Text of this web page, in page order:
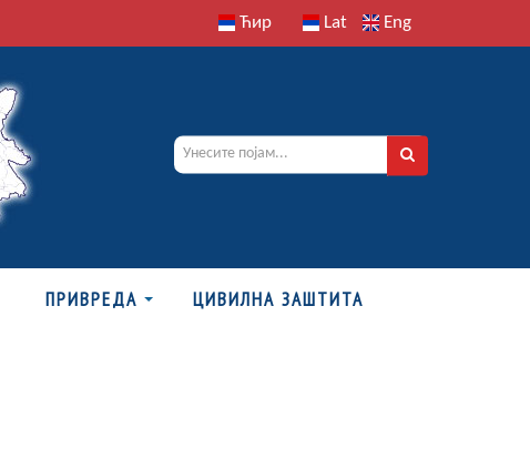
Ћир Lat Eng
ПРИВРЕДА ЦИВИЛНА ЗАШТИТА